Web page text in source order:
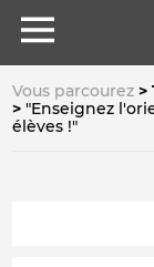
Vous parcourez
"Enseignez
élèves !"